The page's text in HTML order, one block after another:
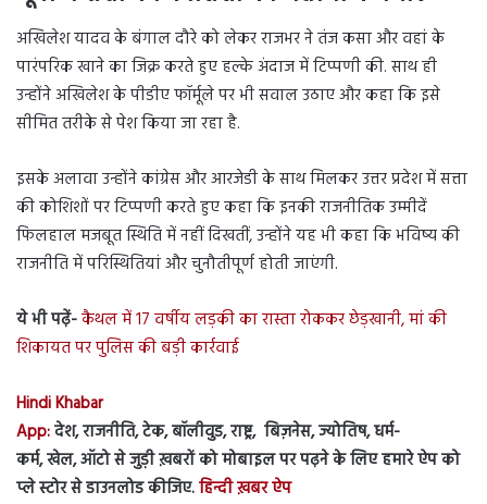
अखिलेश यादव के बंगाल दौरे को लेकर राजभर ने तंज कसा और वहां के
पारंपरिक खाने का जिक्र करते हुए हल्के अंदाज में टिप्पणी की. साथ ही
उन्होंने अखिलेश के पीडीए फॉर्मूले पर भी सवाल उठाए और कहा कि इसे
सीमित तरीके से पेश किया जा रहा है.
इसके अलावा उन्होंने कांग्रेस और आरजेडी के साथ मिलकर उत्तर प्रदेश में सत्ता
की कोशिशों पर टिप्पणी करते हुए कहा कि इनकी राजनीतिक उम्मीदें
फिलहाल मजबूत स्थिति में नहीं दिखतीं, उन्होंने यह भी कहा कि भविष्य की
राजनीति में परिस्थितियां और चुनौतीपूर्ण होती जाएंगी.
ये भी पढ़ें-कैथल में 17 वर्षीय लड़की का रास्ता रोककर छेड़खानी, मां की
शिकायत पर पुलिस की बड़ी कार्रवाई
Hindi Khabar
App:देश, राजनीति, टेक, बॉलीवुड, राष्ट्र, बिज़नेस, ज्योतिष, धर्म-
कर्म, खेल, ऑटो से जुड़ी ख़बरों को मोबाइल पर पढ़ने के लिए हमारे ऐप को
प्ले स्टोर से डाउनलोड कीजिए.हिन्दी ख़बर ऐप